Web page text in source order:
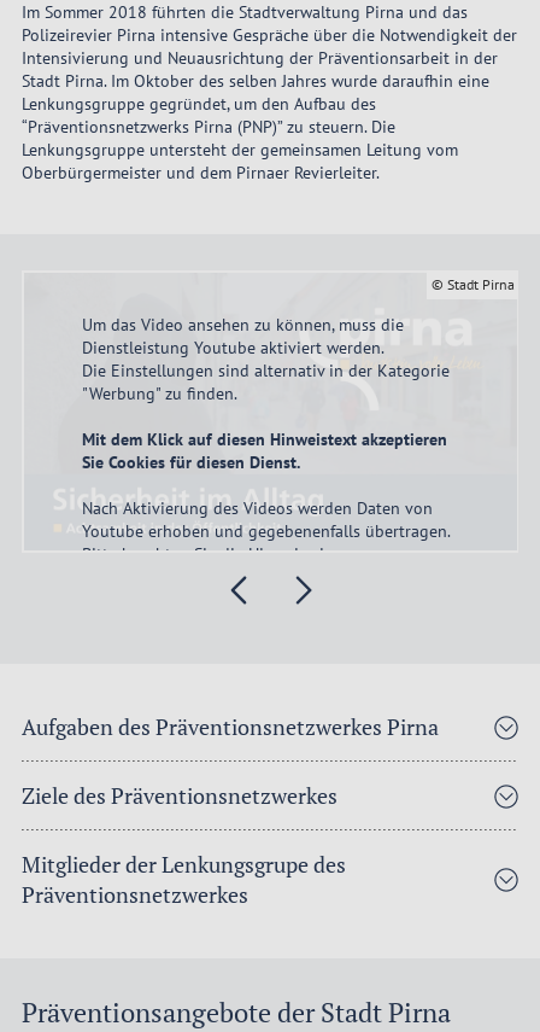
Im Sommer 2018 führten die Stadtverwaltung Pirna und das
Polizeirevier Pirna intensive Gespräche über die Notwendigkeit der
Intensivierung und Neuausrichtung der Präventionsarbeit in der
Stadt Pirna. Im Oktober des selben Jahres wurde daraufhin eine
Lenkungsgruppe gegründet, um den Aufbau des
“Präventionsnetzwerks Pirna (PNP)” zu steuern. Die
Lenkungsgruppe untersteht der gemeinsamen Leitung vom
Oberbürgermeister und dem Pirnaer Revierleiter.
© Stadt Pirna
Um das Video ansehen zu können, muss die
Dienstleistung Youtube aktiviertwerden.
Die Einstellungen sind alternativ in der Kategorie
"Werbung" zu finden.
Mit dem Klick auf diesen Hinweistext akzeptieren
Sie Cookies für diesen Dienst.
Nach Aktivierung des Videos werden Daten von
Youtube erhoben und gegebenenfalls übertragen.
Bitte beachten Sie die Hinweise in unserer
Datenschutzerklärung.
Aufgaben des Präventionsnetzwerkes Pirna
Ziele des Präventionsnetzwerkes
Mitglieder der Lenkungsgrupe des
Präventionsnetzwerkes
Präventionsangebote der Stadt Pirna